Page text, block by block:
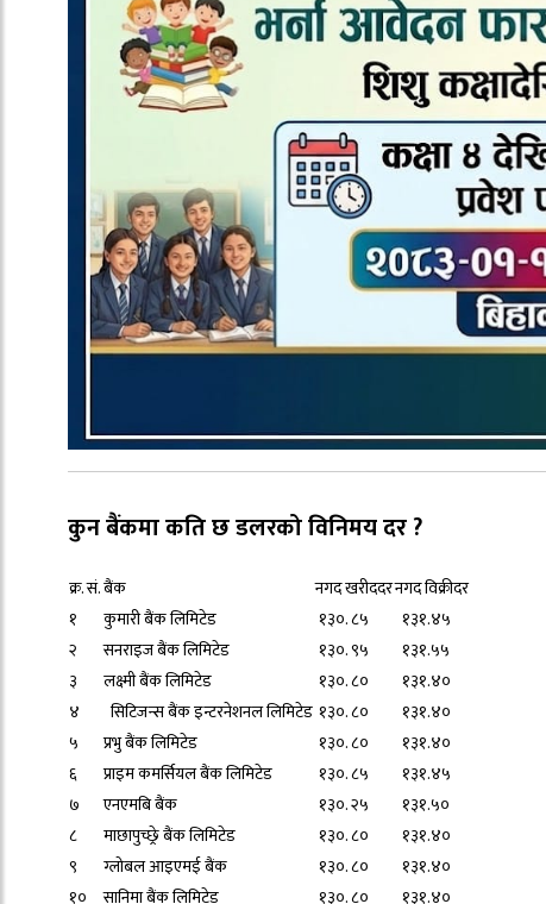
कुन बैंकमा कति छ डलरको विनिमय दर ?
क्र. सं.बैंक नगद खरीददरनगद विक्रीदर
१
कुमारी बैंक लिमिटेड १३०. ८५
१३१.४५
२
सनराइज बैंक लिमिटेड १३०. ९५
१३१.५५
३
लक्ष्मी बैंक लिमिटेड १३०. ८०
१३१.४०
४
सिटिजन्स बैंक इन्टरनेशनल लिमिटेड १३०. ८०
१३१.४०
५
प्रभु बैंक लिमिटेड १३०. ८०
१३१.४०
६
प्राइम कमर्सियल बैंक लिमिटेड १३०. ८५
१३१.४५
७
एनएमबि बैंक १३०. २५
१३१.५०
८
माछापुच्छ्रे बैंक लिमिटेड १३०. ८०
१३१.४०
९
ग्लोबल आइएमई बैंक १३०. ८०
१३१.४०
१०
सानिमा बैंक लिमिटेड १३०. ८० १३१.४०